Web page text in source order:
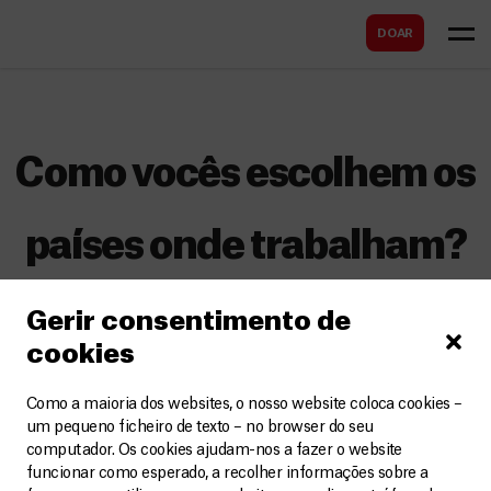
Gerir consentimento de
cookies
Como a maioria dos websites, o nosso website coloca cookies –
um pequeno ficheiro de texto – no browser do seu
computador. Os cookies ajudam-nos a fazer o website
funcionar como esperado, a recolher informações sobre a
DOAR
Como vocês escolhem os
países onde trabalham?
A decisão sobre os locais onde realizamos
projetos é sempre pautada pelas necessidades
políticas, ideológicas ou religiosas, ou ditada por
interesses económicos. Para decidir pela
abertura de um projeto, profissionais experientes
r